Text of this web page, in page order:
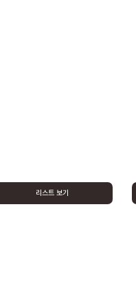
리스트 보기